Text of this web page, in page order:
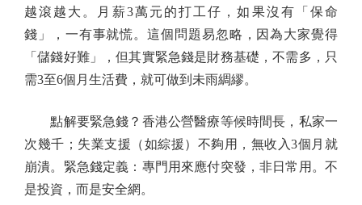
越滾越大。月薪3萬元的打工仔，如果沒有「保命
錢」，一有事就慌。這個問題易忽略，因為大家覺得
「儲錢好難」，但其實緊急錢是財務基礎，不需多，只
需3至6個月生活費，就可做到未雨綢繆。
點解要緊急錢？香港公營醫療等候時間長，私家一
次幾千；失業支援（如綜援）不夠用，無收入3個月就
崩潰。緊急錢定義：專門用來應付突發，非日常用。不
是投資，而是安全網。